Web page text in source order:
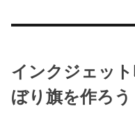
インクジェッ
ぼり旗を作ろう